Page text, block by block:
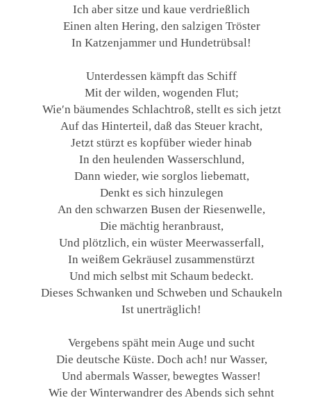
Ich aber sitze und kaue verdrießlich
Einen alten Hering, den salzigen Tröster
In Katzenjammer und Hundetrübsal!
Unterdessen kämpft das Schiff
Mit der wilden, wogenden Flut;
Wie′n bäumendes Schlachtroß, stellt es sich jetzt
Auf das Hinterteil, daß das Steuer kracht,
Jetzt stürzt es kopfüber wieder hinab
In den heulenden Wasserschlund,
Dann wieder, wie sorglos liebematt,
Denkt es sich hinzulegen
An den schwarzen Busen der Riesenwelle,
Die mächtig heranbraust,
Und plötzlich, ein wüster Meerwasserfall,
In weißem Gekräusel zusammenstürzt
Und mich selbst mit Schaum bedeckt.
Dieses Schwanken und Schweben und Schaukeln
Ist unerträglich!
Vergebens späht mein Auge und sucht
Die deutsche Küste. Doch ach! nur Wasser,
Und abermals Wasser, bewegtes Wasser!
Wie der Winterwandrer des Abends sich sehnt